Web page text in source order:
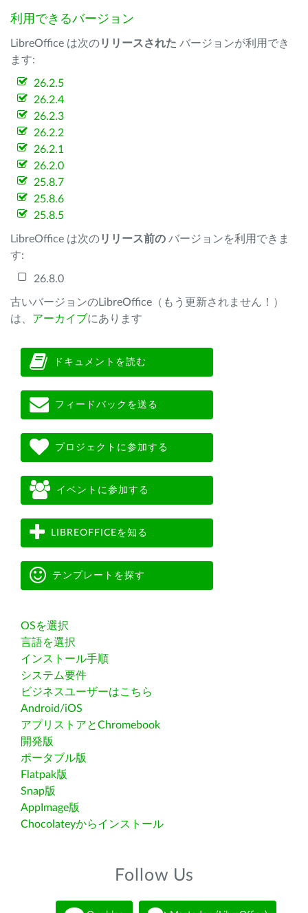
利用できるバージョン
LibreOffice は次のリリースされた バージョンが利用でき
ます:
26.2.5
26.2.4
26.2.3
26.2.2
26.2.1
26.2.0
25.8.7
25.8.6
25.8.5
LibreOffice は次のリリース前の バージョンを利用できま
す:
26.8.0
古いバージョンのLibreOffice（もう更新されません！）
は、 アーカイブにあります
ドキュメントを読む
フィードバックを送る
プロジェクトに参加する
イベントに参加する
LIBREOFFICEを知る
テンプレートを探す
OSを選択
言語を選択
インストール手順
システム要件
ビジネスユーザーはこちら
Android/iOS
アプリストアとChromebook
開発版
ポータブル版
Flatpak版
Snap版
AppImage版
Chocolateyからインストール
Follow Us